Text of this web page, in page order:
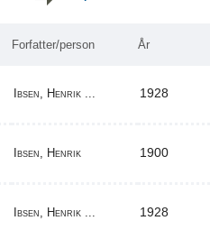
Forfatter/person År
Ibsen, Henrik ... 1928
Ibsen, Henrik 1900
Ibsen, Henrik ... 1928